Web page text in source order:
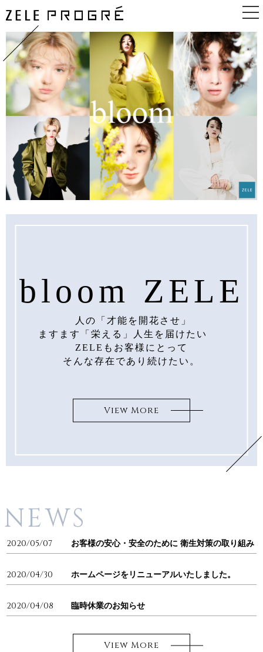
TOP
ABOUT
GUIDE
PRICE
BEGINNER
BLOG
CONTACT
STAFF
CAMPAIGN
VOICE
GALLERY
COMPANY
NETWORK
サロンオーナー様
bloom ZELE
人の「才能を開花させ」
ますます「栄える」人生を届けたい
ZELEもお客様にとって
そんな存在であり続けたい。
View More
NEWS
2020/05/07 お客様の安心・安全のために 衛生対策の取り組み
2020/04/30 ホームページをリニューアルいたしました。
2020/04/08 臨時休業のお知らせ
View More